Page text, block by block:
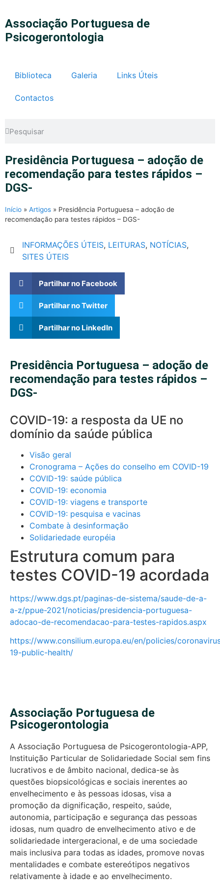
Associação Portuguesa de
Psicogerontologia
Biblioteca Galeria Links Úteis
Contactos
Presidência Portuguesa – adoção de
recomendação para testes rápidos –
DGS-
Início » Artigos » Presidência Portuguesa – adoção de
recomendação para testes rápidos – DGS-
INFORMAÇÕES ÚTEIS, LEITURAS, NOTÍCIAS,
SITES ÚTEIS
Partilhar no Facebook
Partilhar no Twitter
Partilhar no LinkedIn
Presidência Portuguesa – adoção de
recomendação para testes rápidos –
DGS-
COVID-19: a resposta da UE no
domínio da saúde pública
Visão geral
Cronograma – Ações do conselho em COVID-19
COVID-19: saúde pública
COVID-19: economia
COVID-19: viagens e transporte
COVID-19: pesquisa e vacinas
Combate à desinformação
Solidariedade européia
Estrutura comum para
testes COVID-19 acordada
https://www.dgs.pt/paginas-de-sistema/saude-de-a-
a-z/ppue-2021/noticias/presidencia-portuguesa-
adocao-de-recomendacao-para-testes-rapidos.aspx
https://www.consilium.europa.eu/en/policies/
19-public-health/
Associação Portuguesa de
Psicogerontologia
A Associação Portuguesa de Psicogerontologia-APP,
Instituição Particular de Solidariedade Social sem fins
lucrativos e de âmbito nacional, dedica-se às
questões biopsicológicas e sociais inerentes ao
envelhecimento e às pessoas idosas, visa a
promoção da dignificação, respeito, saúde,
autonomia, participação e segurança das pessoas
idosas, num quadro de envelhecimento ativo e de
solidariedade intergeracional, e de uma sociedade
mais inclusiva para todas as idades, promove novas
mentalidades e combate estereótipos negativos
relativamente à idade e ao envelhecimento.